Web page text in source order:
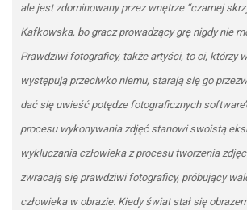
ale jest zdominowany przez wnętrze “czarnej
Kafkowska, bo gracz prowadzący grę nigdy nie
Prawdziwi fotograficy, także artyści, to ci, którzy
występują przeciwko niemu, starają się go
dać się uwieść potędze fotograficznych
procesu wykonywania zdjęć stanowi swoistą
wykluczania człowieka z procesu tworzenia
zwracają się prawdziwi fotograficy, próbujący
człowieka w obrazie. Kiedy świat stał się